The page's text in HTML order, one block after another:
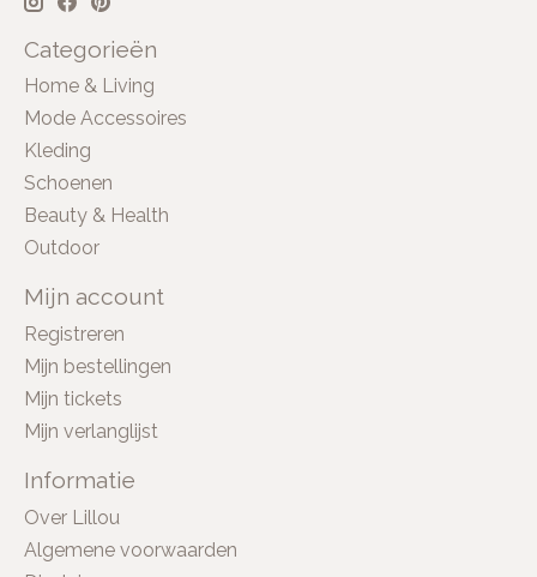
Categorieën
Home & Living
Mode Accessoires
Kleding
Schoenen
Beauty & Health
Outdoor
Mijn account
Registreren
Mijn bestellingen
Mijn tickets
Mijn verlanglijst
Informatie
Over Lillou
Algemene voorwaarden